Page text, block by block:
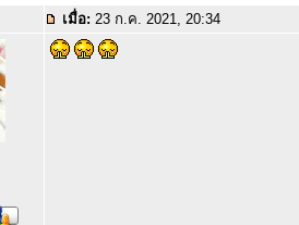
เมื่อ: 23 ก.ค. 2021, 20:34